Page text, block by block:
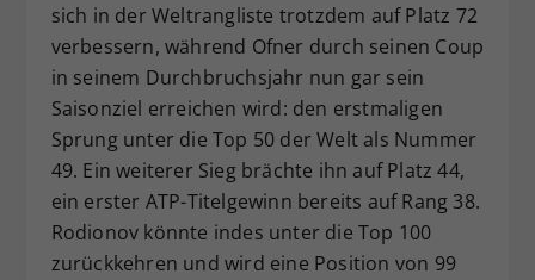
sich in der Weltrangliste trotzdem auf Platz 72
verbessern, während Ofner durch seinen Coup
in seinem Durchbruchsjahr nun gar sein
Saisonziel erreichen wird: den erstmaligen
Sprung unter die Top 50 der Welt als Nummer
49. Ein weiterer Sieg brächte ihn auf Platz 44,
ein erster ATP-Titelgewinn bereits auf Rang 38.
Rodionov könnte indes unter die Top 100
zurückkehren und wird eine Position von 99